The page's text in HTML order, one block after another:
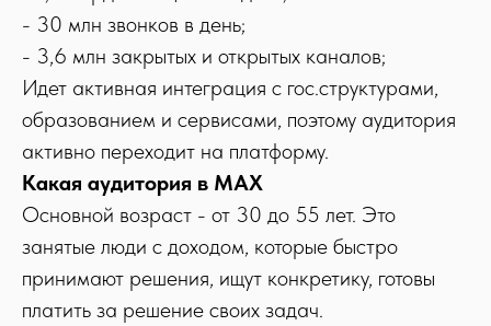
- 30 млн звонков в день;
- 3,6 млн закрытых и открытых каналов;
Идет активная интеграция с гос.структурами,
образованием и сервисами, поэтому аудитория
активно переходит на платформу.
Какая аудитория в MAX
Основной возраст - от 30 до 55 лет. Это
занятые люди с доходом, которые быстро
принимают решения, ищут конкретику, готовы
платить за решение своих задач.